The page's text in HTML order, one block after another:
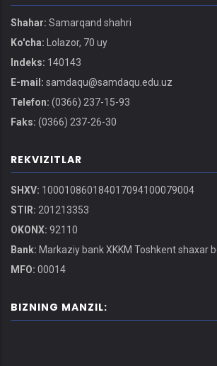
Shahar: Samarqand shahri
Ko'cha: Lolazor, 70 uy
Indeks: 140143
E-mail: samdaqu@samdaqu.edu.uz
Telefon: (0366) 237-15-93
Faks: (0366) 237-26-30
REKVIZITLAR
SHXV: 100010860184017094100079004
STIR: 201213353
OKONX: 92110
Bank: Markaziy bank XKKM Toshkent shaxar
MFO: 00014
BIZNING MANZIL: